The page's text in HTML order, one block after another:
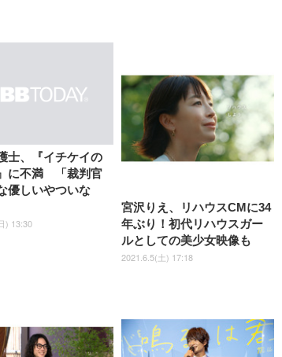
ク
30
学 椅
げ
レス
シ
シ
お
ラ
Sezlife オフィスチェア デスク
チェア 疲れない テレワーク
チェア 強化バックレスト 30度
ロッキング機能 人間工学 椅子
腰サポート 90度跳ね上げ式ア
ームレスト 3Dヘッドレスト
ハンガー付き 高反発クッショ
ン PCチェア 通気性メッシュ
ゲーミング/勉強/事務用 おし
ゃれ パソコンチェア (ホワイ
￥7,680
ANDWINT オフィスチェ
ア デスクチェア 肘なし メ
ッシュ 通気性 ランバーサ
ポート付き 腰サポート ガ
84～96cm テレワーク 在
宅勤務 ブラック
HD（1920×1080）VA 非光
沢 HDMI/DisplayPort/VGA
スピーカー内蔵 高さ調整 ス
イベル VESA対応
￥15,800
【MiniLED/24.5inch/280Hz/FHD】
GRAPHT THE SHOOTER
Gaming Monitor 24” Essential ゲ
ーミングモニター QD 24.5インチ
ム
品
Smart Basic(スマートベーシ
ック) 【Amazon.co.jp限定】
Smart Basic アイリスオーヤマ
ペットシーツ 超厚型 お徳用
ワイド 100枚入 (x 1) (ケース
販売)
￥3,670
アイリスオーヤマ ペット
シーツ 超厚型 お徳用 レギ
ュラー 200枚入
士、『イチケイの
に不満 「裁判官
優しいやついな
) 13:30
宮沢りえ、リハウスCMに34
年ぶり！初代リハウスガー
ルとしての美少女映像も
2021.6.5(土) 17:18